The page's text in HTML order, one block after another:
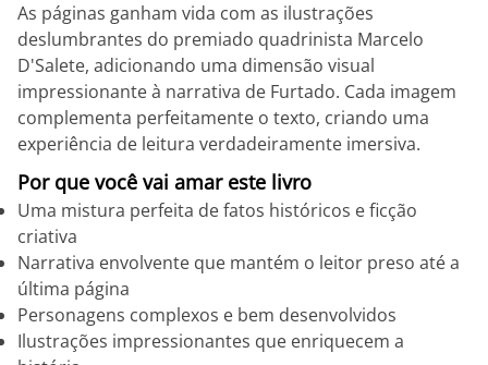
As páginas ganham vida com as ilustrações
deslumbrantes do premiado quadrinista Marcelo
D'Salete, adicionando uma dimensão visual
impressionante à narrativa de Furtado. Cada imagem
complementa perfeitamente o texto, criando uma
experiência de leitura verdadeiramente imersiva.
Por que você vai amar este livro
Uma mistura perfeita de fatos históricos e ficção
criativa
Narrativa envolvente que mantém o leitor preso até a
última página
Personagens complexos e bem desenvolvidos
Ilustrações impressionantes que enriquecem a